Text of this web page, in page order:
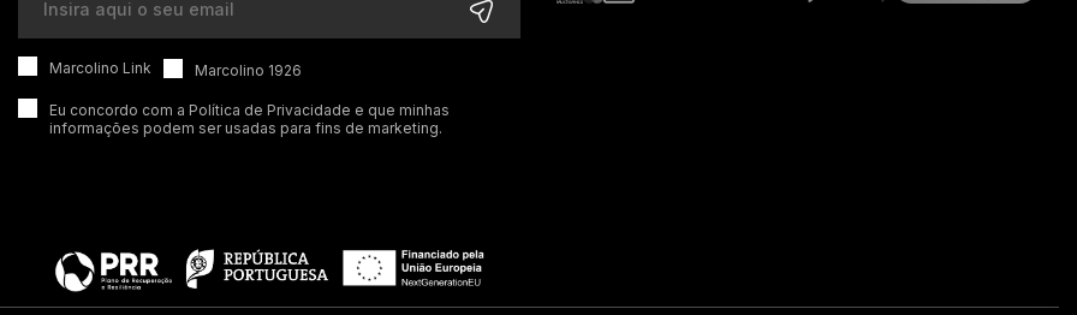
Marcolino Link Marcolino 1926
Eu concordo com a Política de Privacidade e que minhas
informações podem ser usadas para fins de marketing.